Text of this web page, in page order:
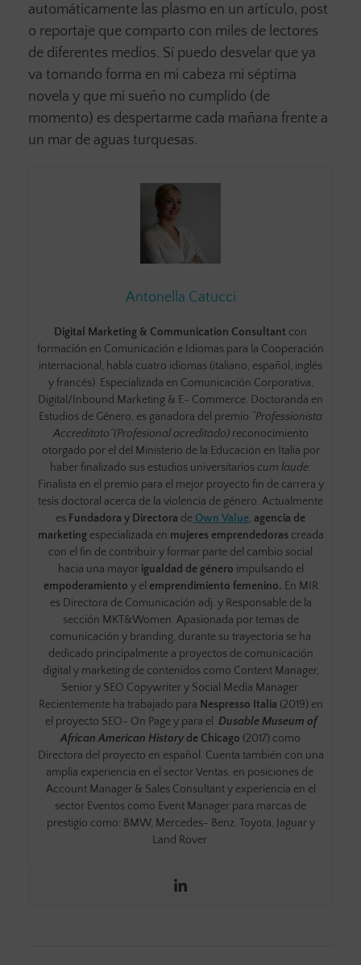
automáticamente las plasmo en un artículo, post
o reportaje que comparto con miles de lectores
de diferentes medios. Sí puedo desvelar que ya
va tomando forma en mi cabeza mi séptima
novela y que mi sueño no cumplido (de
momento) es despertarme cada mañana frente a
un mar de aguas turquesas.
Antonella Catucci
Digital Marketing & Communication Consultant con
formación en Comunicación e Idiomas para la Cooperación
internacional, habla cuatro idiomas (italiano, español, inglés
y francés). Especializada en Comunicación Corporativa,
Digital/Inbound Marketing & E- Commerce. Doctoranda en
Estudios de Género, es ganadora del premio “Professionista
Accreditato”(Profesional acreditado)reconocimiento
otorgado por el del Ministerio de la Educación en Italia por
haber finalizado sus estudios universitarioscum laude.
Finalista en el premio para el mejor proyecto fin de carrera y
tesis doctoral acerca de la violencia de género. Actualmente
es Fundadora y Directora de Own Value, agencia de
marketingespecializada en mujeres emprendedoras creada
con el fin de contribuir y formar parte del cambio social
hacia una mayorigualdad de género impulsando el
empoderamiento y el emprendimiento femenino. En MIR
es Directora de Comunicación adj. y Responsable de la
sección MKT&Women. Apasionada por temas de
comunicación y branding, durante su trayectoria se ha
dedicado principalmente a proyectos de comunicación
digital y marketing de contenidos como Content Manager,
Senior y SEO Copywriter y Social Media Manager.
Recientemente ha trabajado para Nespresso Italia (2019) en
el proyecto SEO- On Page y para el Dusable Museum of
African American History de Chicago (2017) como
Directora del proyecto en español. Cuenta también con una
amplia experiencia en el sector Ventas, en posiciones de
Account Manager & Sales Consultant y experiencia en el
sector Eventos como Event Manager para marcas de
prestigio como: BMW, Mercedes- Benz, Toyota, Jaguar y
Land Rover.